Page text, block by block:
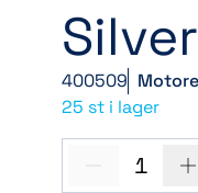
400509
25 st i lager
1